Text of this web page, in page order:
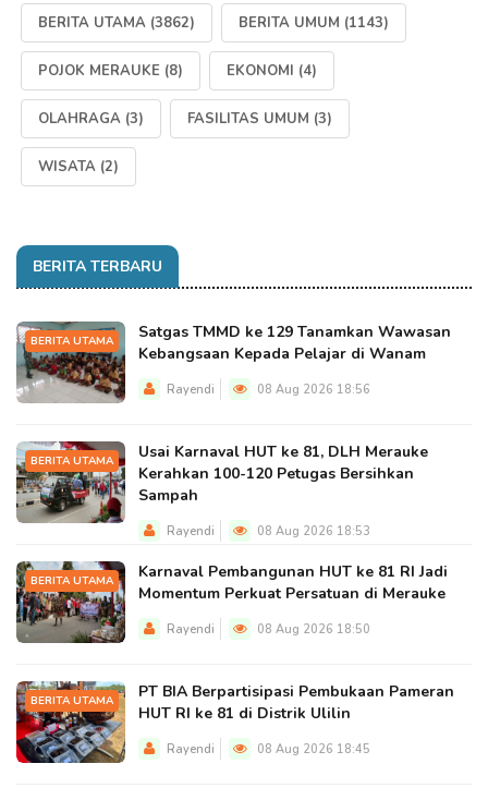
BERITA UTAMA (3862) BERITA UMUM (1143)
POJOK MERAUKE (8) EKONOMI (4)
OLAHRAGA (3) FASILITAS UMUM (3)
WISATA (2)
BERITA TERBARU
BERITA UTAMA
Satgas TMMD ke 129 Tanamkan Wawasan
Kebangsaan Kepada Pelajar di Wanam
Rayendi 08 Aug 2026 18:56
BERITA UTAMA
Usai Karnaval HUT ke 81, DLH Merauke
Kerahkan 100-120 Petugas Bersihkan
Sampah
Rayendi 08 Aug 2026 18:53
BERITA UTAMA
Karnaval Pembangunan HUT ke 81 RI Jadi
Momentum Perkuat Persatuan di Merauke
Rayendi 08 Aug 2026 18:50
BERITA UTAMA
PT BIA Berpartisipasi Pembukaan Pameran
HUT RI ke 81 di Distrik Ulilin
Rayendi 08 Aug 2026 18:45